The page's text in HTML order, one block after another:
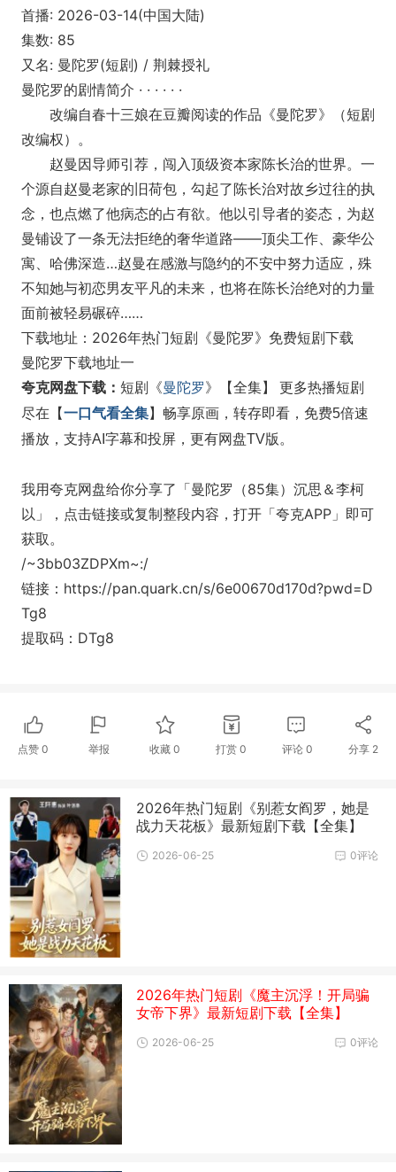
首播: 2026-03-14(中国大陆)
集数: 85
又名: 曼陀罗(短剧) / 荆棘授礼
曼陀罗的剧情简介 · · · · · ·
改编自春十三娘在豆瓣阅读的作品《曼陀罗》（短剧
改编权）。
赵曼因导师引荐，闯入顶级资本家陈长治的世界。一
个源自赵曼老家的旧荷包，勾起了陈长治对故乡过往的执
念，也点燃了他病态的占有欲。他以引导者的姿态，为赵
曼铺设了一条无法拒绝的奢华道路——顶尖工作、豪华公
寓、哈佛深造…赵曼在感激与隐约的不安中努力适应，殊
不知她与初恋男友平凡的未来，也将在陈长治绝对的力量
面前被轻易碾碎……
下载地址：2026年热门短剧《曼陀罗》免费短剧下载
曼陀罗下载地址一
夸克网盘下载： 短剧《曼陀罗》【全集】 更多热播短剧
尽在【一口气看全集】畅享原画，转存即看，免费5倍速
播放，支持AI字幕和投屏，更有网盘TV版。
我用夸克网盘给你分享了「曼陀罗（85集）沉思＆李柯
以」，点击链接或复制整段内容，打开「夸克APP」即可
获取。
/~3bb03ZDPXm~:/
链接：https://pan.quark.cn/s/6e00670d170d?pwd=D
Tg8
提取码：DTg8
点赞 0 举报 收藏0 打赏 0 评论 0 分享 2
2026年热门短剧《别惹女阎罗，她是
战力天花板》最新短剧下载【全集】
0评论
2026-06-25
2026年热门短剧《魔主沉浮！开局骗
女帝下界》最新短剧下载【全集】
0评论
2026-06-25